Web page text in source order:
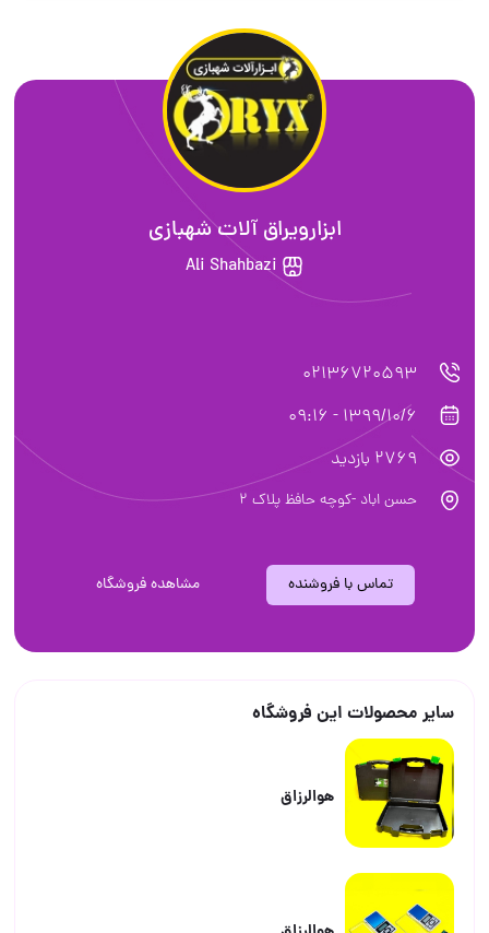
ابزارویراق آلات شهبازی
Ali Shahbazi
02136720593
1399/10/6 - 09:16
2769 بازدید
حسن اباد -کوچه حافظ پلاک ۲
تماس با فروشنده مشاهده فروشگاه
سایر محصولات این فروشگاه
هوالرزاق